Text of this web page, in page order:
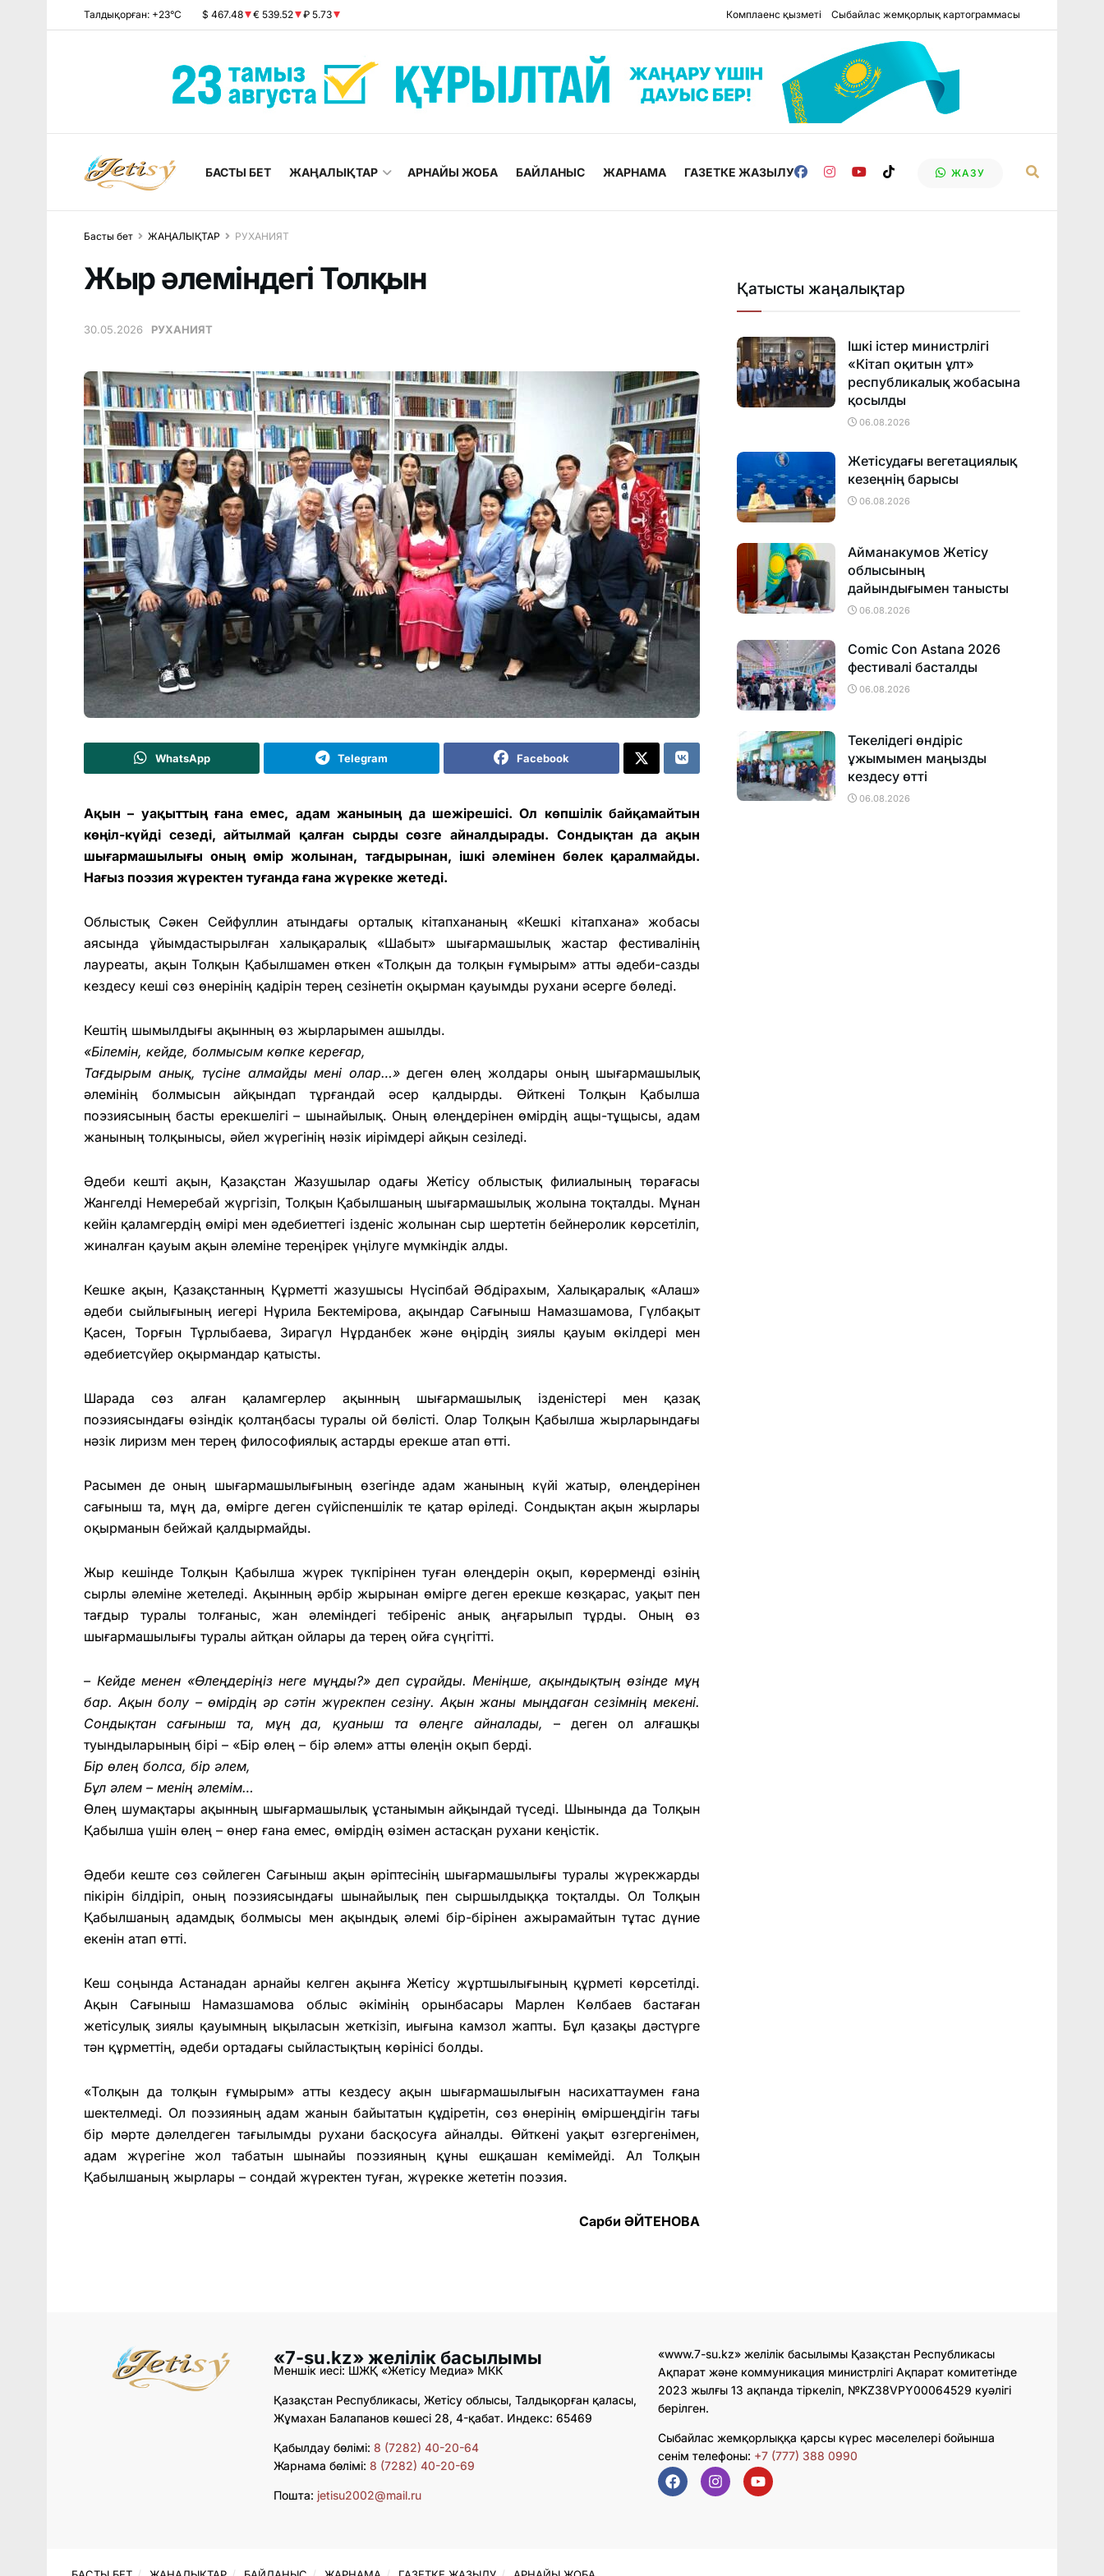
Талдықорған: +23°C $ 467.48 € 539.52 ₽ 5.73 Комплаенс қызметі Сыбайлас жемқорлық картограммасы
БАСТЫ БЕТ ЖАҢАЛЫҚТАР АРНАЙЫ ЖОБА БАЙЛАНЫС ЖАРНАМА ГАЗЕТКЕ ЖАЗЫЛУ ЖАЗУ
Басты бет ЖАҢАЛЫҚТАР РУХАНИЯТ
Жыр әлеміндегі Толқын
30.05.2026 РУХАНИЯТ
WhatsApp Telegram Facebook
Ақын – уақыттың ғана емес, адам жанының да шежірешісі. Ол көпшілік байқамайтын
көңіл-күйді сезеді, айтылмай қалған сырды сөзге айналдырады. Сондықтан да ақын
шығармашылығы оның өмір жолынан, тағдырынан, ішкі әлемінен бөлек қаралмайды.
Нағыз поэзия жүректен туғанда ғана жүрекке жетеді.
Облыстық Сәкен Сейфуллин атындағы орталық кітапхананың «Кешкі кітапхана» жобасы
аясында ұйымдастырылған халықаралық «Шабыт» шығармашылық жастар фестивалінің
лауреаты, ақын Толқын Қабылшамен өткен «Толқын да толқын ғұмырым» атты әдеби-сазды
кездесу кеші сөз өнерінің қадірін терең сезінетін оқырман қауымды рухани әсерге бөледі.
Кештің шымылдығы ақынның өз жырларымен ашылды.
«Білемін, кейде, болмысым көпке кереғар,
Тағдырым анық, түсіне алмайды мені олар…»деген өлең жолдары оның шығармашылық
әлемінің болмысын айқындап тұрғандай әсер қалдырды. Өйткені Толқын Қабылша
поэзиясының басты ерекшелігі – шынайылық. Оның өлеңдерінен өмірдің ащы-тұщысы, адам
жанының толқынысы, әйел жүрегінің нәзік иірімдері айқын сезіледі.
Әдеби кешті ақын, Қазақстан Жазушылар одағы Жетісу облыстық филиалының төрағасы
Жангелді Немеребай жүргізіп, Толқын Қабылшаның шығармашылық жолына тоқталды. Мұнан
кейін қаламгердің өмірі мен әдебиеттегі ізденіс жолынан сыр шертетін бейнеролик көрсетіліп,
жиналған қауым ақын әлеміне тереңірек үңілуге мүмкіндік алды.
Кешке ақын, Қазақстанның Құрметті жазушысы Нүсіпбай Әбдірахым, Халықаралық «Алаш»
әдеби сыйлығының иегері Нұрила Бектемірова, ақындар Сағыныш Намазшамова, Гүлбақыт
Қасен, Торғын Тұрлыбаева, Зирагүл Нұрданбек және өңірдің зиялы қауым өкілдері мен
әдебиетсүйер оқырмандар қатысты.
Шарада сөз алған қаламгерлер ақынның шығармашылық ізденістері мен қазақ
поэзиясындағы өзіндік қолтаңбасы туралы ой бөлісті. Олар Толқын Қабылша жырларындағы
нәзік лиризм мен терең философиялық астарды ерекше атап өтті.
Расымен де оның шығармашылығының өзегінде адам жанының күйі жатыр, өлеңдерінен
сағыныш та, мұң да, өмірге деген сүйіспеншілік те қатар өріледі. Сондықтан ақын жырлары
оқырманын бейжай қалдырмайды.
Жыр кешінде Толқын Қабылша жүрек түкпірінен туған өлеңдерін оқып, көрерменді өзінің
сырлы әлеміне жетеледі. Ақынның әрбір жырынан өмірге деген ерекше көзқарас, уақыт пен
тағдыр туралы толғаныс, жан әлеміндегі тебіреніс анық аңғарылып тұрды. Оның өз
шығармашылығы туралы айтқан ойлары да терең ойға сүңгітті.
– Кейде менен «Өлеңдеріңіз неге мұңды?» деп сұрайды. Меніңше, ақындықтың өзінде мұң
бар. Ақын болу – өмірдің әр сәтін жүрекпен сезіну. Ақын жаны мыңдаған сезімнің мекені.
Сондықтан сағыныш та, мұң да, қуаныш та өлеңге айналады, – деген ол алғашқы
туындыларының бірі – «Бір өлең – бір әлем» атты өлеңін оқып берді.
Бір өлең болса, бір әлем,
Бұл әлем – менің әлемім…
Өлең шумақтары ақынның шығармашылық ұстанымын айқындай түседі. Шынында да Толқын
Қабылша үшін өлең – өнер ғана емес, өмірдің өзімен астасқан рухани кеңістік.
Әдеби кеште сөз сөйлеген Сағыныш ақын әріптесінің шығармашылығы туралы жүрекжарды
пікірін білдіріп, оның поэзиясындағы шынайылық пен сыршылдыққа тоқталды. Ол Толқын
Қабылшаның адамдық болмысы мен ақындық әлемі бір-бірінен ажырамайтын тұтас дүние
екенін атап өтті.
Кеш соңында Астанадан арнайы келген ақынға Жетісу жұртшылығының құрметі көрсетілді.
Ақын Сағыныш Намазшамова облыс әкімінің орынбасары Марлен Көлбаев бастаған
жетісулық зиялы қауымның ықыласын жеткізіп, иығына камзол жапты. Бұл қазақы дәстүрге
тән құрметтің, әдеби ортадағы сыйластықтың көрінісі болды.
«Толқын да толқын ғұмырым» атты кездесу ақын шығармашылығын насихаттаумен ғана
шектелмеді. Ол поэзияның адам жанын байытатын құдіретін, сөз өнерінің өміршеңдігін тағы
бір мәрте дәлелдеген тағылымды рухани басқосуға айналды. Өйткені уақыт өзгергенімен,
адам жүрегіне жол табатын шынайы поэзияның құны ешқашан кемімейді. Ал Толқын
Қабылшаның жырлары – сондай жүректен туған, жүрекке жететін поэзия.
Сарби ӘЙТЕНОВА
Қатысты жаңалықтар
Ішкі істер министрлігі
«Кітап оқитын ұлт»
республикалық жобасына
қосылды
06.08.2026
Жетісудағы вегетациялық
кезеңнің барысы
06.08.2026
Айманакумов Жетісу
облысының
дайындығымен танысты
06.08.2026
Comic Con Astana 2026
фестивалi басталды
06.08.2026
Текелідегі өндіріс
ұжымымен маңызды
кездесу өтті
06.08.2026
«7-su.kz» желілік басылымы
Меншік иесі: ШЖҚ «Жетісу Медиа» МКК
Қазақстан Республикасы, Жетісу облысы, Талдықорған қаласы,
Жұмахан Балапанов көшесі 28, 4-қабат. Индекс: 65469
Қабылдау бөлімі: 8 (7282) 40-20-64
Жарнама бөлімі: 8 (7282) 40-20-69
Пошта: jetisu2002@mail.ru
«www.7-su.kz» желілік басылымы Қазақстан Республикасы
Ақпарат және коммуникация министрлігі Ақпарат комитетінде
2023 жылғы 13 ақпанда тіркеліп, №KZ38VPY00064529 куәлігі
берілген.
Сыбайлас жемқорлыққа қарсы күрес мәселелері бойынша
сенім телефоны: +7 (777) 388 0990